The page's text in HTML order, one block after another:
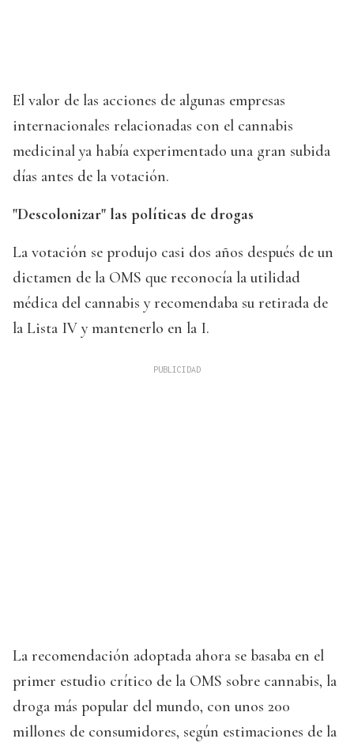
El valor de las acciones de algunas empresas
internacionales relacionadas con el cannabis
medicinal ya había experimentado una gran subida
días antes de la votación.
"Descolonizar" las políticas de drogas
La votación se produjo casi dos años después de un
dictamen de la OMS que reconocía la utilidad
médica del cannabis y recomendaba su retirada de
la Lista IV y mantenerlo en la I.
La recomendación adoptada ahora se basaba en el
primer estudio crítico de la OMS sobre cannabis, la
droga más popular del mundo, con unos 200
millones de consumidores, según estimaciones de la